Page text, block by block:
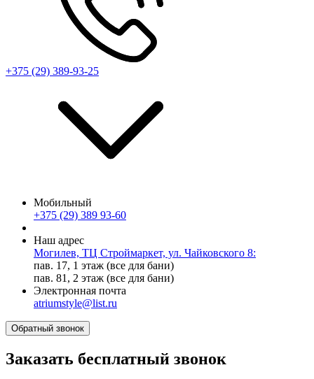
+375 (29) 389-93-25
Мобильный
+375 (29) 389 93-60
Наш адрес
Могилев, ТЦ Строймаркет, ул. Чайковского 8:
пав. 17, 1 этаж (все для бани)
пав. 81, 2 этаж (все для бани)
Электронная почта
atriumstyle@list.ru
Обратный звонок
Заказать бесплатный звонок